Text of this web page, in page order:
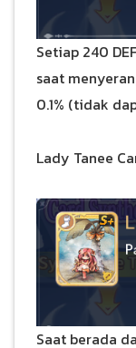
Setiap 240
saat
0.1% (tidak
Lady Tanee
Saat berada